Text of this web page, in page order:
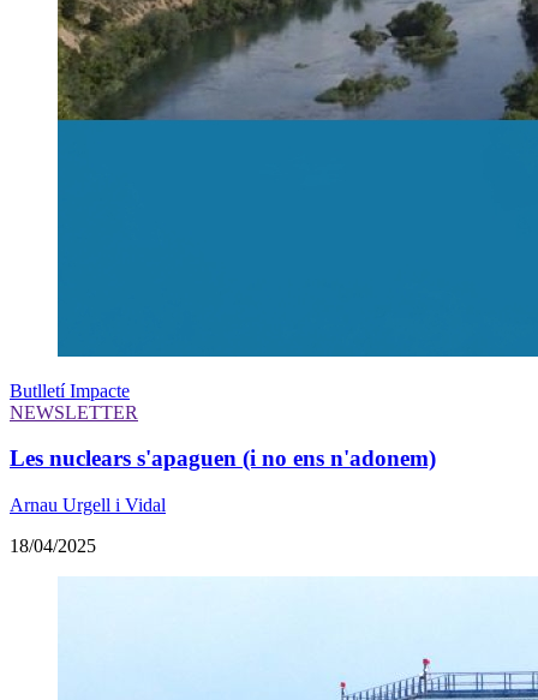
Butlletí Impacte
NEWSLETTER
Les nuclears s'apaguen (i no ens n'adonem)
Arnau Urgell i Vidal
18/04/2025